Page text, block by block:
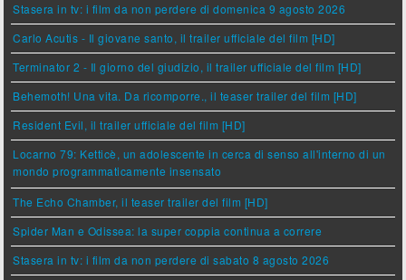
Stasera in tv: i film da non perdere di domenica 9 agosto 2026
Carlo Acutis - Il giovane santo, il trailer ufficiale del film [HD]
Terminator 2 - Il giorno del giudizio, il trailer ufficiale del film [HD]
Behemoth! Una vita. Da ricomporre., il teaser trailer del film [HD]
Resident Evil, il trailer ufficiale del film [HD]
Locarno 79: Ketticè, un adolescente in cerca di senso all'interno di un
mondo programmaticamente insensato
The Echo Chamber, il teaser trailer del film [HD]
Spider Man e Odissea: la super coppia continua a correre
Stasera in tv: i film da non perdere di sabato 8 agosto 2026